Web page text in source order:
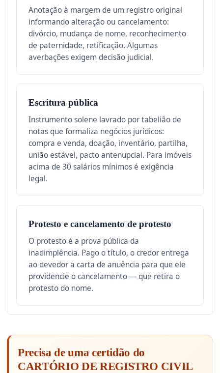
Anotação à margem de um registro original
informando alteração ou cancelamento:
divórcio, mudança de nome, reconhecimento
de paternidade, retificação. Algumas
averbações exigem decisão judicial.
Escritura pública
Instrumento solene lavrado por tabelião de
notas que formaliza negócios jurídicos:
compra e venda, doação, inventário, partilha,
união estável, pacto antenupcial. Para imóveis
acima de 30 salários mínimos é exigência
legal.
Protesto e cancelamento de protesto
O protesto é a prova pública da
inadimplência. Pago o título, o credor entrega
ao devedor a carta de anuência para que ele
providencie o cancelamento — que retira o
protesto do nome.
Precisa de uma certidão do
CARTÓRIO DE REGISTRO CIVIL